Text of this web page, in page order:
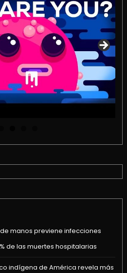
manos previene infecciones
de las muertes hospitalarias
indígena de América revela más